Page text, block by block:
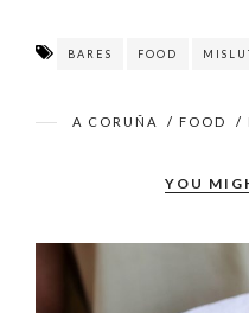
BARES FOOD
A CORUÑA / FOOD /
YOU